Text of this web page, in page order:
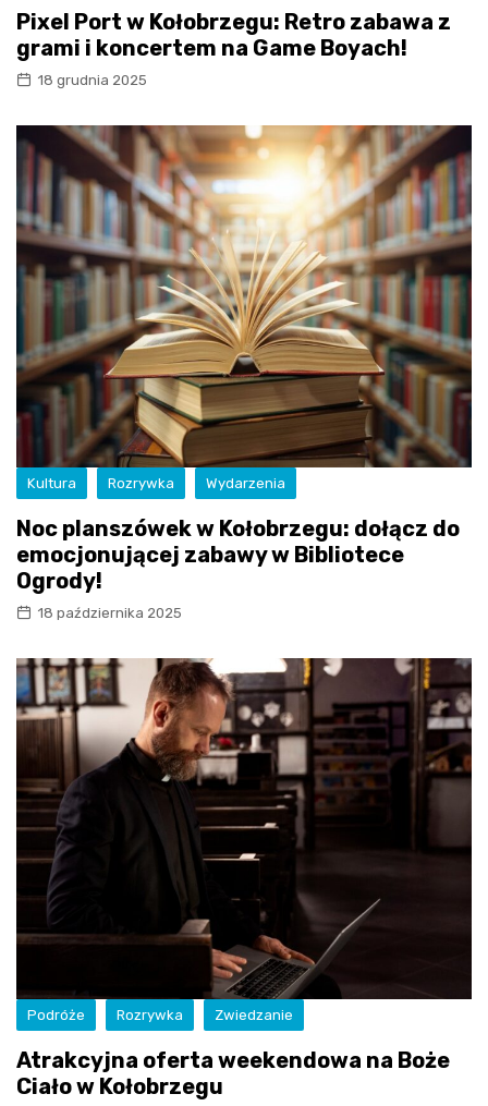
Pixel Port w Kołobrzegu: Retro zabawa z
grami i koncertem na Game Boyach!
18 grudnia 2025
Kultura Rozrywka Wydarzenia
Noc planszówek w Kołobrzegu: dołącz do
emocjonującej zabawy w Bibliotece
Ogrody!
18 października 2025
Podróże Rozrywka Zwiedzanie
Atrakcyjna oferta weekendowa na Boże
Ciało w Kołobrzegu